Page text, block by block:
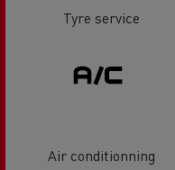
Tyre service
Air conditionning